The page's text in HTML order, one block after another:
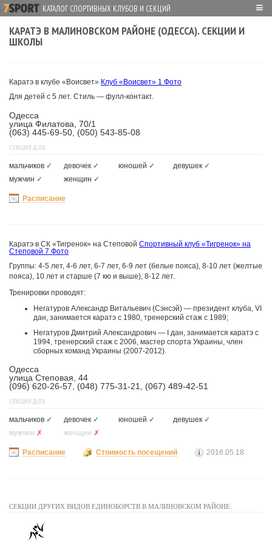
КАТАЛОГ СПОРТИВНЫХ КЛУБОВ И СЕКЦИЙ ≡
КАРАТЭ В МАЛИНОВСКОМ РАЙОНЕ (ОДЕССА). СЕКЦИИ И
ШКОЛЫ
Каратэ в клубе «Воисвет» Клуб «Воисвет» 1 Фото
Для детей с 5 лет. Стиль — фулл-контакт.
Одесса
улица Филатова, 70/1
(063) 445-69-50, (050) 543-85-08
СЕКЦИЯ ДЛЯ
мальчиков ✓ девочек ✓ юношей ✓ девушек ✓
мужчин ✓ женщин ✓
Расписание
Каратэ в СК «Тигренок» на Степовой Спортивный клуб «Тигренок» на
Степовой 7 Фото
Группы: 4-5 лет, 4-6 лет, 6-7 лет, 6-9 лет (белые пояса), 8-10 лет (желтые
пояса), 10 лет и старше (7 кю и выше), 8-12 лет.
Тренировки проводят:
Негатуров Александр Витальевич (Сэнсэй) — президент клуба, VI
дан, занимается каратэ с 1980, тренерский стаж с 1989;
Негатуров Дмитрий Александрович — I дан, занимается каратэ с
1994, тренерский стаж с 2006, мастер спорта Украины, член
сборных команд Украины (2007-2012).
Одесса
улица Степовая, 44
(096) 620-26-57, (048) 775-31-21, (067) 489-42-51
СЕКЦИЯ ДЛЯ
мальчиков ✓ девочек ✓ юношей ✓ девушек ✓
мужчин ✗ женщин ✗
Расписание Стоимость посещений 2016.05.18
СЕКЦИИ ДРУГИХ ВИДОВ ЕДИНОБОРСТВ В МАЛИНОВСКОМ РАЙОНЕ: